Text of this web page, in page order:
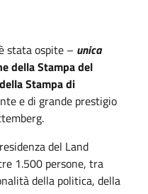
stata ospite – unica
della Stampa del
Stampa di
e di grande prestigio
del Land
1.500 persone, tra
della politica, della